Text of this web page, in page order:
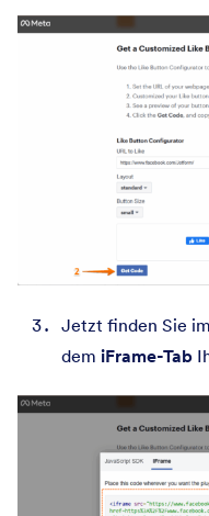
Jetzt finden Sie
dem iFrame-Tab